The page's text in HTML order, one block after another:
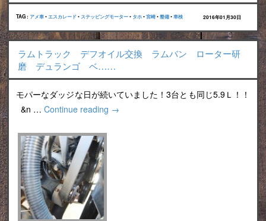
TAG : アメ車•エスカレード•ステッピングモーター• タホ•宮崎•整備•車検 2016年01月30日
ラムトラック デフオイル交換 ラムバン ローター研
磨 デュランゴ ベ……
モパーなダッジな日が続いていました！3台とも同じ5.9Ｌ！！
&n … Continue reading →